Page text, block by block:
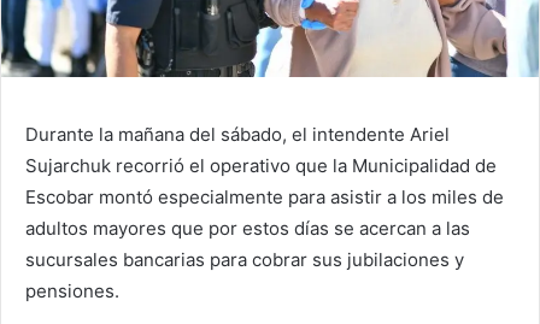
Durante la mañana del sábado, el intendente Ariel
Sujarchuk recorrió el operativo que la Municipalidad de
Escobar montó especialmente para asistir a los miles de
adultos mayores que por estos días se acercan a las
sucursales bancarias para cobrar sus jubilaciones y
pensiones.